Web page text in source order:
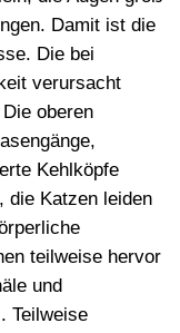
Damit ist die
Die bei
verursacht
oberen
Kehlköpfe
die Katzen leiden
teilweise hervor
und
Teilweise